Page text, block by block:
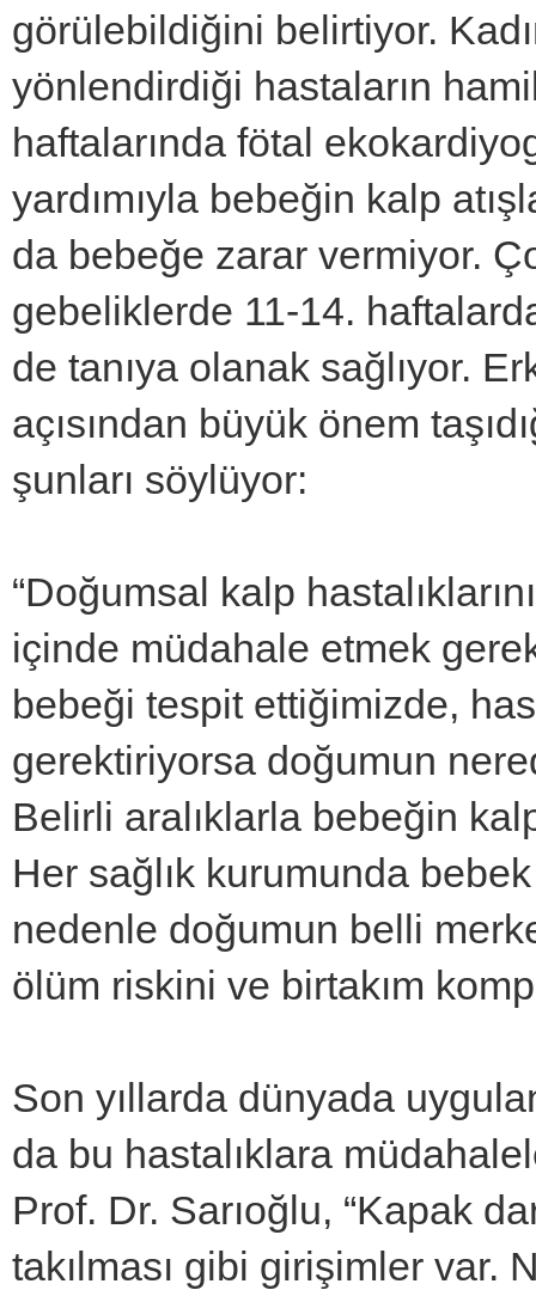
görülebildiğini belirtiyor.
yönlendirdiği hastaların
haftalarında fötal
yardımıyla bebeğin kalp
da bebeğe zarar vermiyor.
gebeliklerde 11-14.
de tanıya olanak sağlıyor.
açısından büyük önem
şunları söylüyor:
“Doğumsal kalp
içinde müdahale etmek
bebeği tespit ettiğimizde,
gerektiriyorsa doğumun
Belirli aralıklarla bebeğin
Her sağlık kurumunda
nedenle doğumun belli
ölüm riskini ve birtakım
Son yıllarda dünyada
da bu hastalıklara
Prof. Dr. Sarıoğlu, “Kapak
takılması gibi girişimler var.